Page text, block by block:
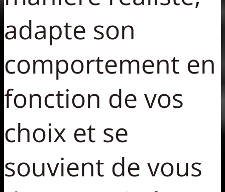
adapte son
comportement en
fonction de vos
choix et se
souvient de vous